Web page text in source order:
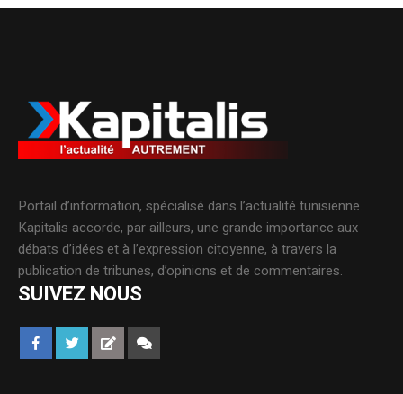
Portail d’information, spécialisé dans l’actualité tunisienne.
Kapitalis accorde, par ailleurs, une grande importance aux
débats d’idées et à l’expression citoyenne, à travers la
publication de tribunes, d’opinions et de commentaires.
SUIVEZ NOUS